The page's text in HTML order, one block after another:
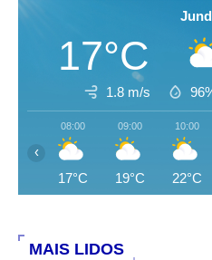
17°C
1.8 m/s
08:00
17°C
09:00
19°C
10:00
22°C
‹
MAIS LIDOS